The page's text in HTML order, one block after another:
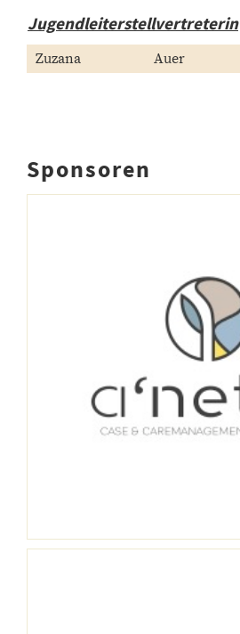
Jugendleiterstellvertreterin
Zuzana Auer
Sponsoren